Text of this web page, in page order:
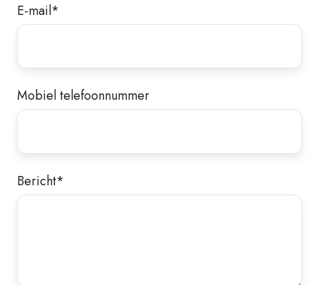
E-mail*
Mobiel telefoonnummer
Bericht*